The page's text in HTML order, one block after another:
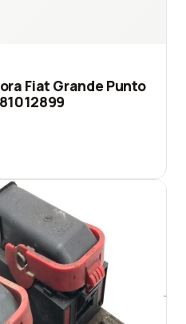
Fiat Grande Punto